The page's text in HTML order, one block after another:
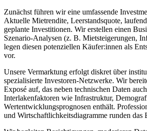
Zunächst führen wir eine umfassende
Aktuelle Mietrendite, Leerstandsquote,
geplante Investitionen. Wir erstellen einen
Szenario-Analysen (z. B. Mietsteigerungen,
legen diesen potenziellen Käufer:innen als
vor.
Unsere Vermarktung erfolgt diskret über
spezialisierte Investoren-Netzwerke. Wir
Exposé auf, das neben technischen Daten
Interlakenfaktoren wie Infrastruktur,
Wertentwicklungsprognosen enthält.
und Wirtschaftlichkeitsdiagramme runden das